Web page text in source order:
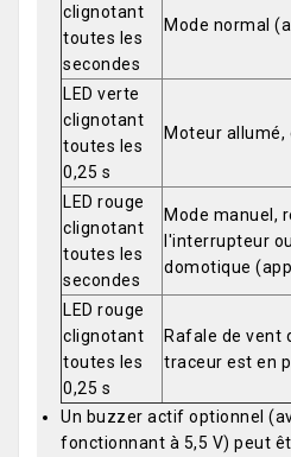
clignotant
toutes les
secondes
Mode normal
LED verte
clignotant
toutes les
0,25 s
Moteur
LED rouge
clignotant
toutes les
secondes
Mode manuel,
l'interrupteur
domotique
LED rouge
clignotant
toutes les
0,25 s
Rafale de vent
traceur est en
Un buzzer actif optionnel
fonctionnant à 5,5 V) peut